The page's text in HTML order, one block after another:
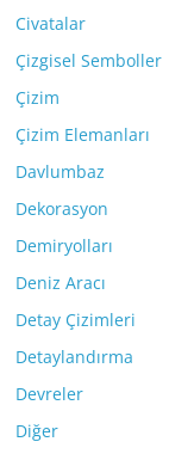
Civatalar
Çizgisel Semboller
Çizim
Çizim Elemanları
Davlumbaz
Dekorasyon
Demiryolları
Deniz Aracı
Detay Çizimleri
Detaylandırma
Devreler
Diğer